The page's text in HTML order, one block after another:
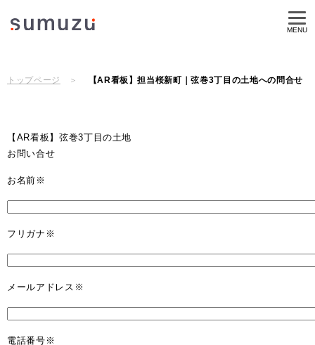
MENU
トップページ 【AR看板】担当桜新町｜弦巻3丁目の土地への問合せ
【AR看板】弦巻3丁目の土地
お問い合せ
お名前 ※
フリガナ ※
メールアドレス ※
電話番号 ※